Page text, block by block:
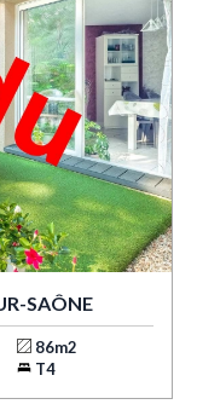
SAÔNE
86m2
T4